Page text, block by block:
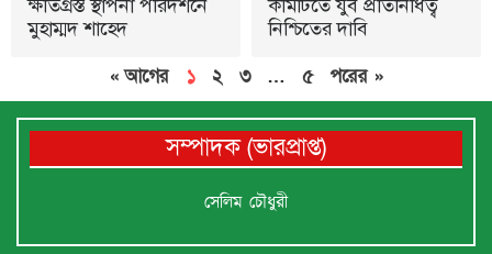
ক্ষতিগ্রস্ত স্থাপনা পরিদর্শনে
মুহাম্মদ শাহেদ
কমিটিতে যুব প্রতিনিধিত্ব
নিশ্চিতের দাবি
« আগের ১ ২ ৩ … ৫ পরের »
সম্পাদক (ভারপ্রাপ্ত)
সেলিম চৌধুরী